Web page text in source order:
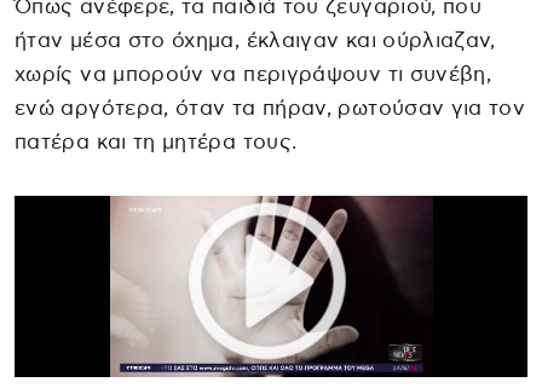
Όπως ανέφερε, τα παιδιά του ζευγαριού, που
ήταν μέσα στο όχημα, έκλαιγαν και ούρλιαζαν,
χωρίς να μπορούν να περιγράψουν τι συνέβη,
ενώ αργότερα, όταν τα πήραν, ρωτούσαν για τον
πατέρα και τη μητέρα τους.